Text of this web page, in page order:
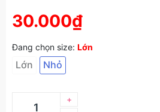
30.000₫
Đang chọn size: Lớn
Lớn Nhỏ
+